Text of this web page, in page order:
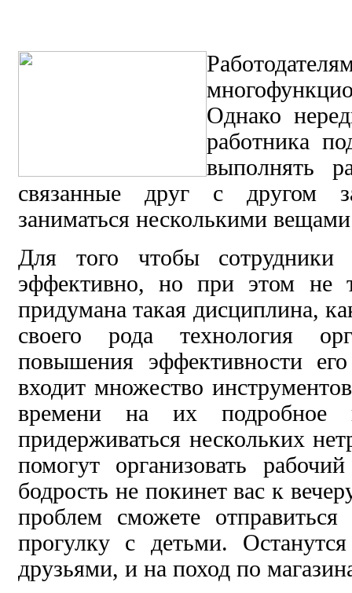
Однако
работника
выполнять
связанные друг с другом
заниматься несколькими
Для того чтобы сотрудники
эффективно, но при этом не
придумана такая дисциплина,
своего рода технология
повышения эффективности
входит множество
времени на их подробное
придерживаться нескольких
помогут организовать
бодрость не покинет вас к
проблем сможете
прогулку с детьми.
друзьями, и на поход по